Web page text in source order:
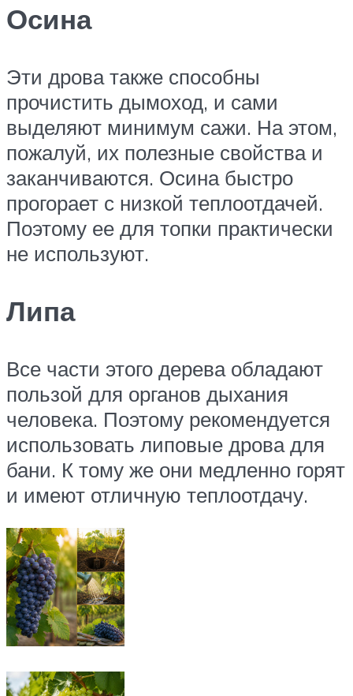
Осина
Эти дрова также способны
прочистить дымоход, и сами
выделяют минимум сажи. На этом,
пожалуй, их полезные свойства и
заканчиваются. Осина быстро
прогорает с низкой теплоотдачей.
Поэтому ее для топки практически
не используют.
Липа
Все части этого дерева обладают
пользой для органов дыхания
человека. Поэтому рекомендуется
использовать липовые дрова для
бани. К тому же они медленно горят
и имеют отличную теплоотдачу.